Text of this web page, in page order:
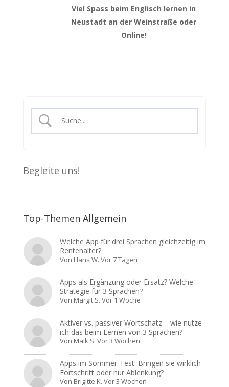
Viel Spass beim Englisch lernen in
Neustadt an der Weinstraße oder
Online!
Begleite uns!
Top-Themen Allgemein
Welche App für drei Sprachen gleichzeitig im
Rentenalter?
Von Hans W. Vor 7 Tagen
Apps als Ergänzung oder Ersatz? Welche
Strategie für 3 Sprachen?
Von Margit S. Vor 1 Woche
Aktiver vs. passiver Wortschatz – wie nutze
ich das beim Lernen von 3 Sprachen?
Von Maik S. Vor 3 Wochen
Apps im Sommer-Test: Bringen sie wirklich
Fortschritt oder nur Ablenkung?
Von Brigitte K. Vor 3 Wochen